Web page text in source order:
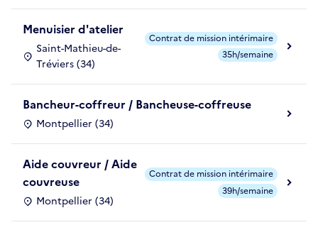
Menuisier d'atelier
Saint-Mathieu-de-
Tréviers (34)
Contrat de mission intérimaire
35h/semaine
Bancheur-coffreur / Bancheuse-coffreuse
Montpellier (34)
Aide couvreur / Aide
couvreuse
Montpellier (34)
Contrat de mission intérimaire
39h/semaine